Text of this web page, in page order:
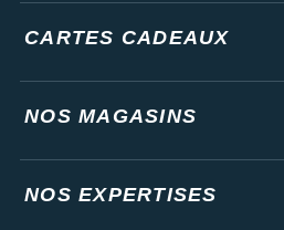
CARTES CADEAUX
NOS MAGASINS
NOS EXPERTISES